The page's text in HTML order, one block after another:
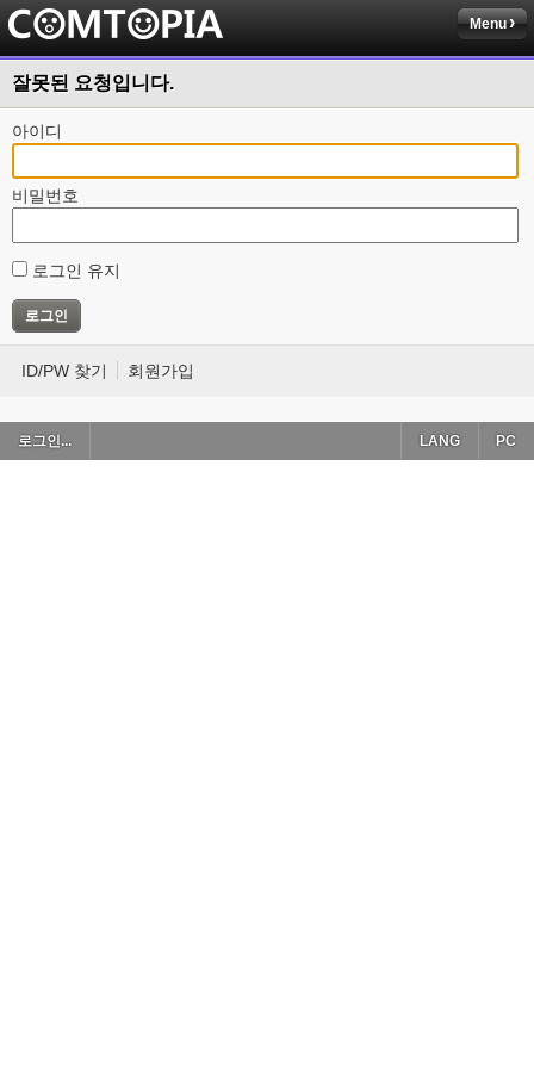
Menu
잘못된 요청입니다.
아이디
비밀번호
로그인 유지
ID/PW 찾기 회원가입
로그인... PC
LANG